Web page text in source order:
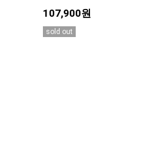
107,900원
sold out